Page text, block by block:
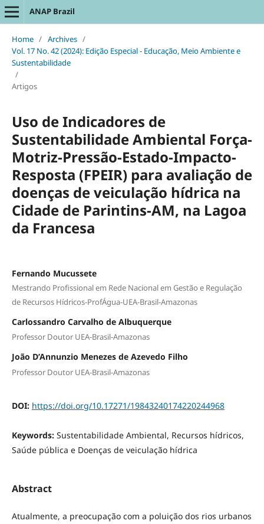
ANAP Brazil
Home / Archives /
Vol. 17 No. 42 (2024): Edição Especial - Educação, Meio Ambiente e
Sustentabilidade
/
Artigos
Uso de Indicadores de
Sustentabilidade Ambiental Força-
Motriz-Pressão-Estado-Impacto-
Resposta (FPEIR) para avaliação de
doenças de veiculação hídrica na
Cidade de Parintins-AM, na Lagoa
da Francesa
Fernando Mucussete
Mestrando Profissional em Rede Nacional em Gestão e Regulação
de Recursos Hídricos-ProfÁgua-UEA-Brasil-Amazonas
Carlossandro Carvalho de Albuquerque
Professor Doutor UEA-Brasil-Amazonas
João D’Annunzio Menezes de Azevedo Filho
Professor Doutor UEA-Brasil-Amazonas
DOI: https://doi.org/10.17271/19843240174220244968
Keywords: Sustentabilidade Ambiental, Recursos hídricos,
Saúde pública e Doenças de veiculação hídrica
Abstract
Atualmente, a preocupação com a poluição dos rios urbanos